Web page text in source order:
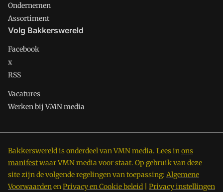
Ondernemen
Assortiment
Volg Bakkerswereld
Facebook
x
RSS
Vacatures
Werken bij VMN media
Bakkerswereld is onderdeel van VMN media. Lees inons
manifestwaar VMN media voor staat. Op gebruik van deze
site zijn de volgende regelingen van toepassing: Algemene
VoorwaardenenPrivacy en Cookie beleid Privacy instellingen